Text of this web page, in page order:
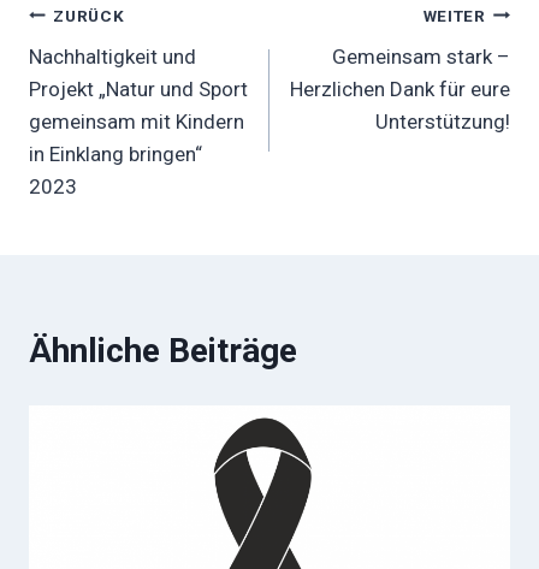
Beitragsnavigation
ZURÜCK
Nachhaltigkeit und
Projekt „Natur und Sport
gemeinsam mit Kindern
in Einklang bringen“
2023
WEITER
Gemeinsam stark –
Herzlichen Dank für eure
Unterstützung!
Ähnliche Beiträge